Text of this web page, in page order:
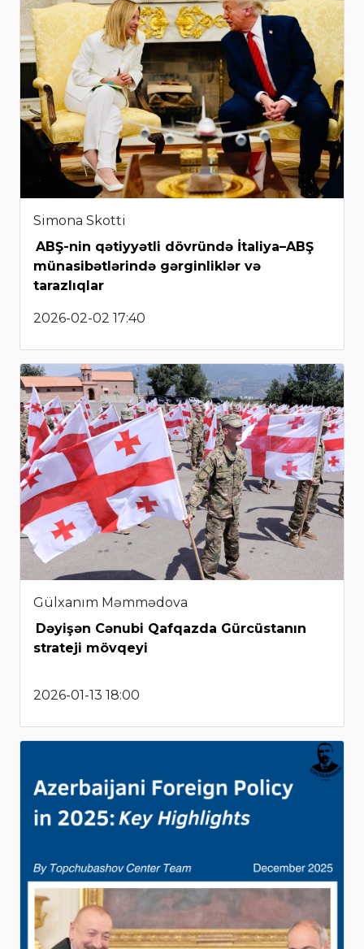
Simona Skotti
ABŞ-nin qətiyyətli dövründə İtaliya–ABŞ
münasibətlərində gərginliklər və
tarazlıqlar
2026-02-02 17:40
Gülxanım Məmmədova
Dəyişən Cənubi Qafqazda Gürcüstanın
strateji mövqeyi
2026-01-13 18:00